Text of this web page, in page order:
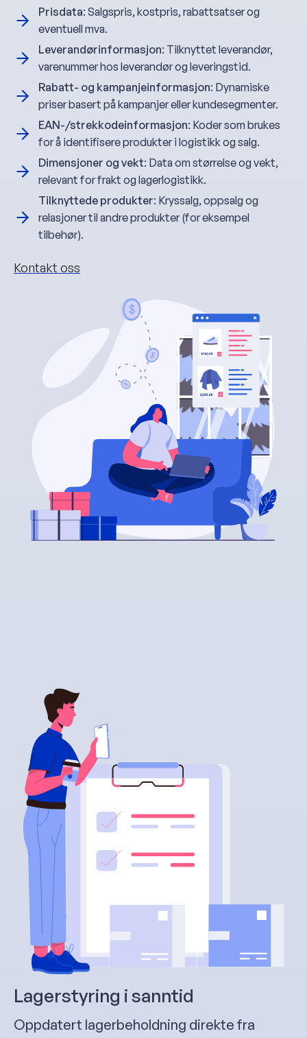
Prisdata: Salgspris, kostpris, rabattsatser og
eventuell mva.
Leverandørinformasjon: Tilknyttet leverandør,
varenummer hos leverandør og leveringstid.
Rabatt- og kampanjeinformasjon: Dynamiske
priser basert på kampanjer eller kundesegmenter.
EAN-/strekkodeinformasjon: Koder som brukes
for å identifisere produkter i logistikk og salg.
Dimensjoner og vekt: Data om størrelse og vekt,
relevant for frakt og lagerlogistikk.
Tilknyttede produkter: Kryssalg, oppsalg og
relasjoner til andre produkter (for eksempel
tilbehør).
Kontakt oss
Lagerstyring i sanntid
Oppdatert lagerbeholdning direkte fra